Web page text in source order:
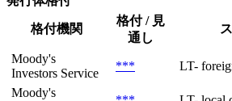
格付機関
格付 / 見
通し
Moody's
Investors Service
*** LT-
Moody's